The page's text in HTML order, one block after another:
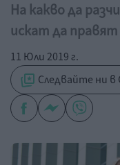
На какво да
искат да правят
11 Юли 2019 г.
Следвайте ни в